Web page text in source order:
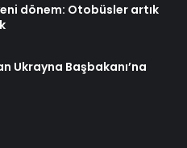
dönem: Otobüsler artık
Ukrayna Başbakanı’na